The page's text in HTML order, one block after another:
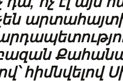
արտահայտի
հիմնվելով